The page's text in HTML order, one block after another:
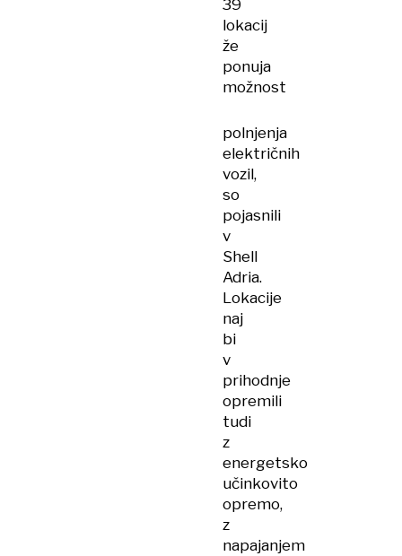
39
lokacij
že
ponuja
možnost
polnjenja
električnih
vozil,
so
pojasnili
v
Shell
Adria.
Lokacije
naj
bi
v
prihodnje
opremili
tudi
z
energetsko
učinkovito
opremo,
z
napajanjem